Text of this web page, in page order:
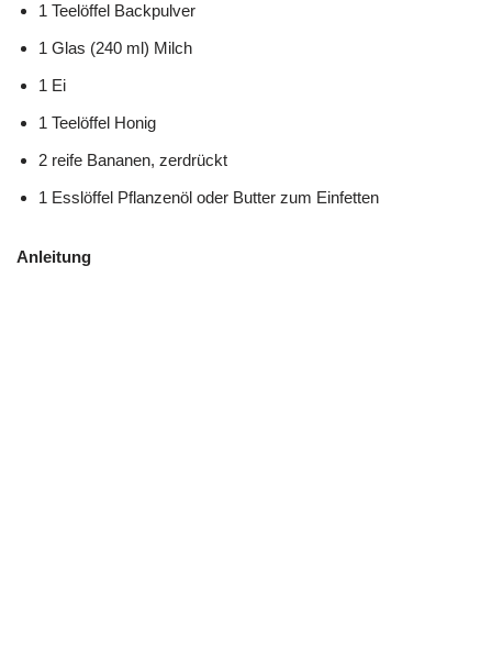
1 Teelöffel Backpulver
1 Glas (240 ml) Milch
1 Ei
1 Teelöffel Honig
2 reife Bananen, zerdrückt
1 Esslöffel Pflanzenöl oder Butter zum Einfetten
Anleitung